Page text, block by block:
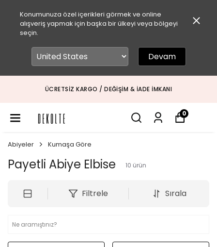
Konumunuza özel içerikleri görmek ve online
alışveriş yapmak için başka bir ülkeyi veya bölgeyi
seçin.
Devam
ÜCRETSIZ KARGO / DEĞIŞIM & İADE İMKANI
0
Abiyeler Kumaşa Göre
Payetli Abiye Elbise 10 ürün
Filtrele Sırala